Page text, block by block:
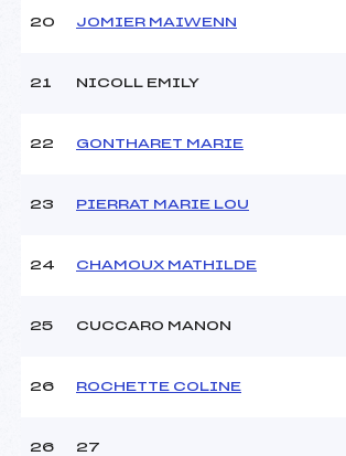
20 JOMIER MAIWENN
21 NICOLL EMILY
22 GONTHARET MARIE
23 PIERRAT MARIE LOU
24 CHAMOUX MATHILDE
25 CUCCARO MANON
26 ROCHETTE COLINE
26 27